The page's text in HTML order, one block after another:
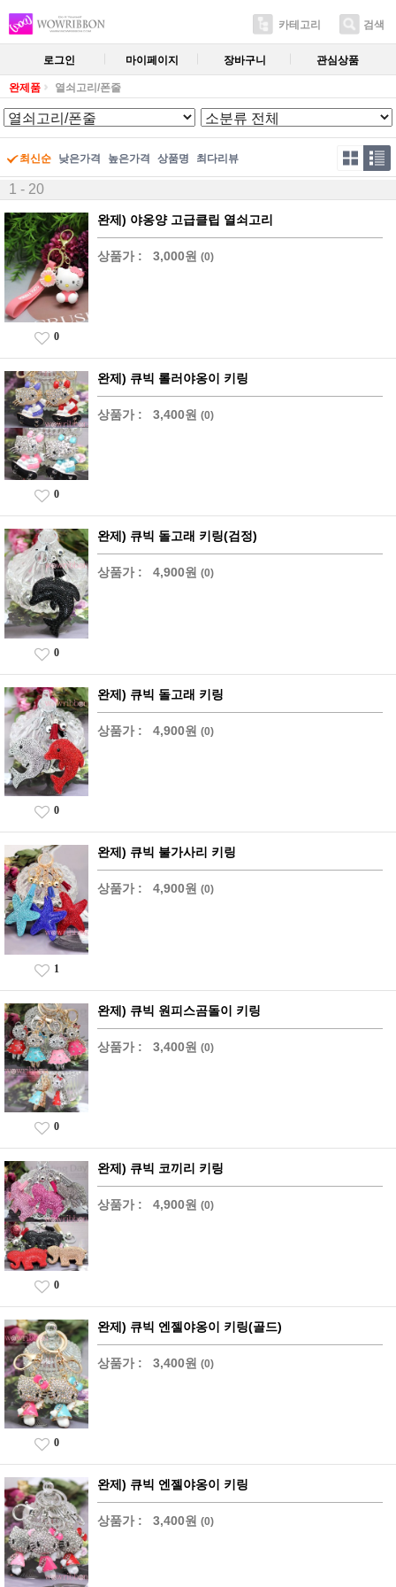
카테고리 검색
로그인 마이페이지 장바구니 관심상품
완제품 열쇠고리/폰줄
최신순 낮은가격 높은가격 상품명 최다리뷰
1 - 20
완제) 야옹양 고급클립 열쇠고리
상품가 : 3,000원 (0)
0
완제) 큐빅 롤러야옹이 키링
상품가 : 3,400원 (0)
0
완제) 큐빅 돌고래 키링(검정)
상품가 : 4,900원 (0)
0
완제) 큐빅 돌고래 키링
상품가 : 4,900원 (0)
0
완제) 큐빅 불가사리 키링
상품가 : 4,900원 (0)
1
완제) 큐빅 원피스곰돌이 키링
상품가 : 3,400원 (0)
0
완제) 큐빅 코끼리 키링
상품가 : 4,900원 (0)
0
완제) 큐빅 엔젤야옹이 키링(골드)
상품가 : 3,400원 (0)
0
완제) 큐빅 엔젤야옹이 키링
상품가 : 3,400원 (0)